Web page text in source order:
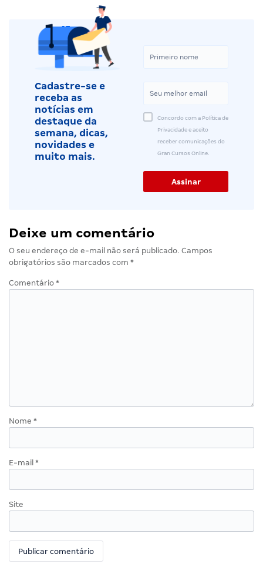
Cadastre-se e
receba as
notícias em
destaque da
semana, dicas,
novidades e
muito mais.
Concordo com a Política de
Privacidade e aceito
receber comunicações do
Gran Cursos Online.
Deixe um comentário
O seu endereço de e-mail não será publicado. Campos
obrigatórios são marcados com *
Comentário *
Nome *
E-mail *
Site